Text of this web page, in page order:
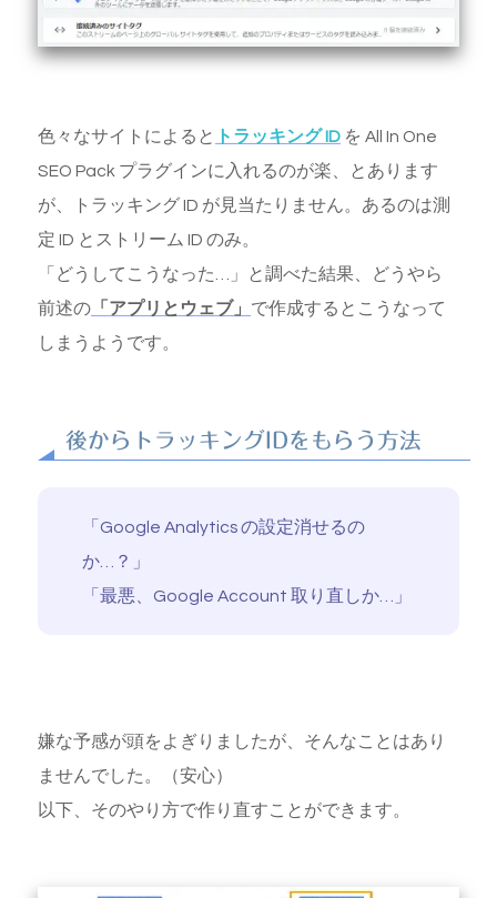
色々なサイトによると トラッキング ID を All In One
SEO Pack プラグインに入れるのが楽、とあります
が、トラッキング ID が見当たりません。あるのは測
定 ID とストリーム ID のみ。
「どうしてこうなった…」と調べた結果、どうやら
前述の 「アプリとウェブ」 で作成するとこうなって
しまうようです。
後からトラッキングIDをもらう方法
「Google Analytics の設定消せるの
か…？」
「最悪、Google Account 取り直しか…」
嫌な予感が頭をよぎりましたが、そんなことはあり
ませんでした。（安心）
以下、そのやり方で作り直すことができます。